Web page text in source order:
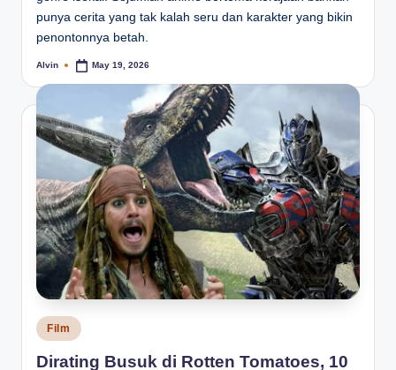
punya cerita yang tak kalah seru dan karakter yang bikin
penontonnya betah.
Posted
Alvin May 19, 2026
Posted
in
Film
Dirating Busuk di Rotten Tomatoes, 10